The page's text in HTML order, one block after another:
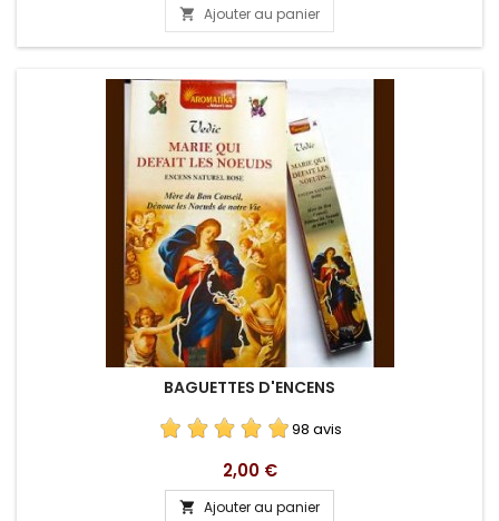
 Ajouter au panier
BAGUETTES D'ENCENS
98 avis
Prix
2,00 €
 Ajouter au panier